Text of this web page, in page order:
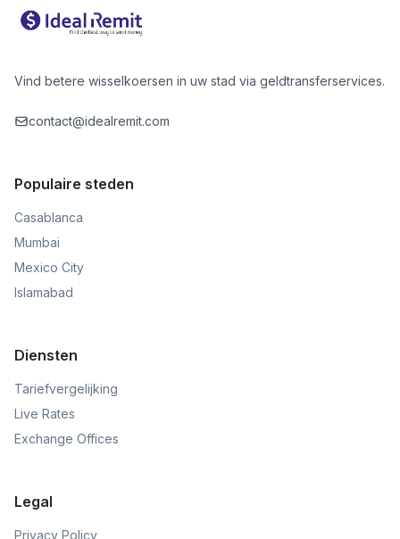
Vind betere wisselkoersen in uw stad via geldtransferservices.
contact@idealremit.com
Populaire steden
Casablanca
Mumbai
Mexico City
Islamabad
Diensten
Tariefvergelijking
Live Rates
Exchange Offices
Legal
Privacy Policy